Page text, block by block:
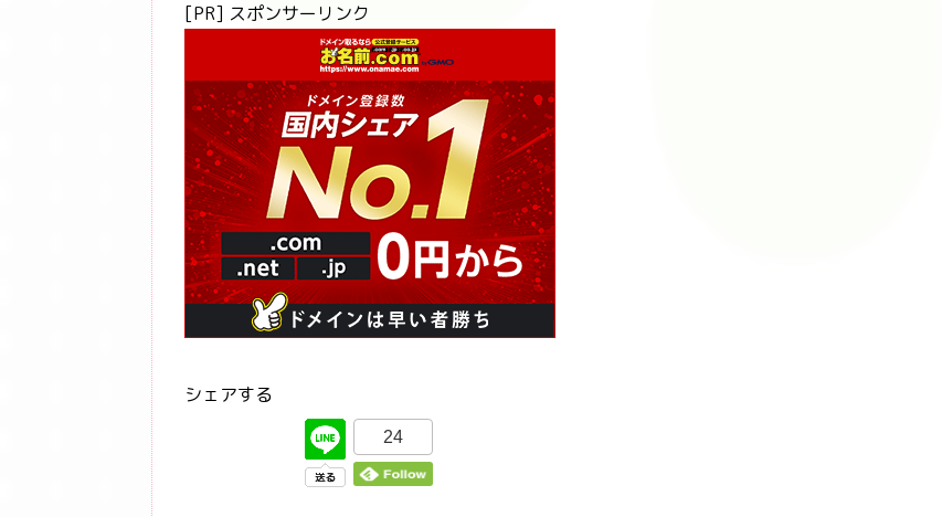
[PR] スポンサーリンク
シェアする
24